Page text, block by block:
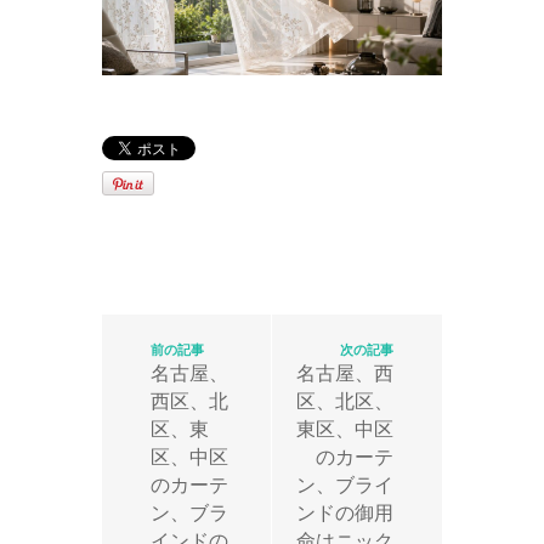
前の記事
名古屋、
西区、北
区、東
区、中区
のカーテ
ン、ブラ
次の記事
名古屋、西
区、北区、
東区、中区
のカーテ
ン、ブライ
ンドの御用